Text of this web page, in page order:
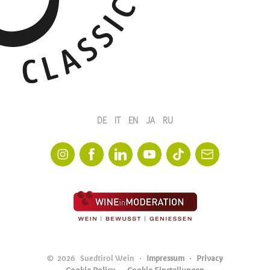
© 2026 Suedtirol Wein Impressum
Privacy
DE IT EN JA RU